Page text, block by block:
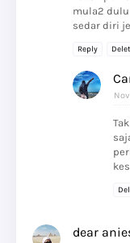
mula2 dulu
sedar diri
Reply
dear